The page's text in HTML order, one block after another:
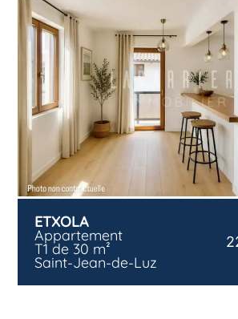
ETXOLA
Appartement
T1 de 30 m²
Saint-Jean-de-Luz